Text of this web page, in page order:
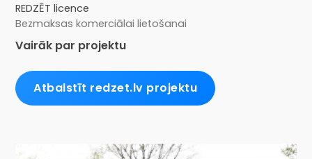
REDZĒT licence
Bezmaksas komerciālai lietošanai
Vairāk par projektu
Atbalstīt redzet.lv projektu